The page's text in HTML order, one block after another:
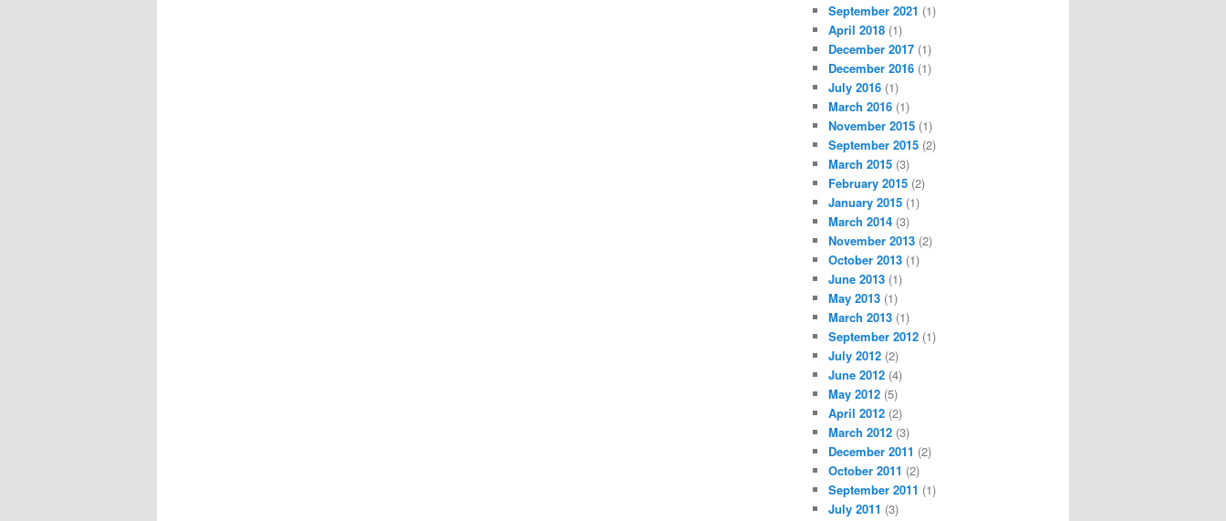
September 2021 (1)
April 2018 (1)
December 2017 (1)
December 2016 (1)
July 2016 (1)
March 2016 (1)
November 2015 (1)
September 2015 (2)
March 2015 (3)
February 2015 (2)
January 2015 (1)
March 2014 (3)
November 2013 (2)
October 2013 (1)
June 2013 (1)
May 2013 (1)
March 2013 (1)
September 2012 (1)
July 2012 (2)
June 2012 (4)
May 2012 (5)
April 2012 (2)
March 2012 (3)
December 2011 (2)
October 2011 (2)
September 2011 (1)
July 2011 (3)